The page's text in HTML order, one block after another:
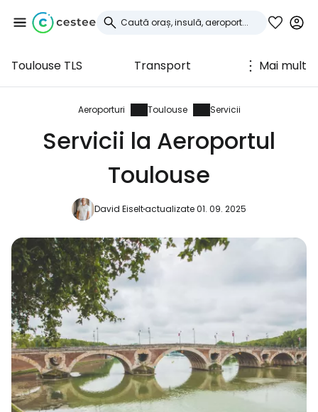
Toulouse TLS Transport Mai mult
Aeroporturi Toulouse Servicii
Servicii la Aeroportul
Toulouse
David Eiseltactualizate 01. 09. 2025
Conectați-vă la
Cestee
... comunitatea mondială a călătorilor
Continuați cu Facebook
Continuați cu e-mailul